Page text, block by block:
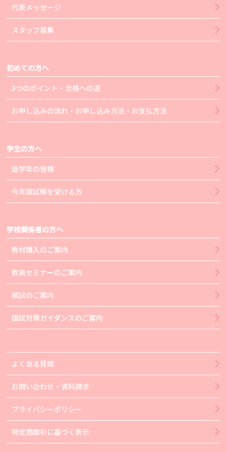
代表メッセージ
スタッフ募集
初めての方へ
3つのポイント・合格への道
お申し込みの流れ・お申し込み方法・お支払方法
学生の方へ
低学年の皆様
今年度試験を受ける方
学校関係者の方へ
教材購入のご案内
教員セミナーのご案内
模試のご案内
国試対策ガイダンスのご案内
よくある質問
お問い合わせ・資料請求
プライバシーポリシー
特定商取引に基づく表示